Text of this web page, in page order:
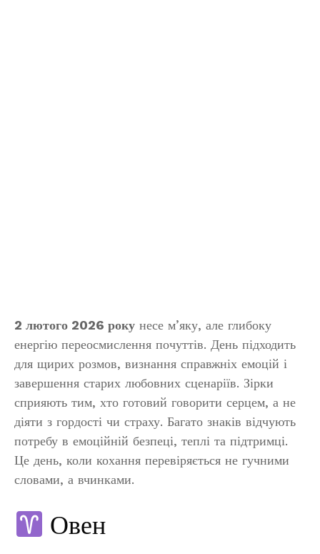
2 лютого 2026 року несе м’яку, але глибоку
енергію переосмислення почуттів. День підходить
для щирих розмов, визнання справжніх емоцій і
завершення старих любовних сценаріїв. Зірки
сприяють тим, хто готовий говорити серцем, а не
діяти з гордості чи страху. Багато знаків відчують
потребу в емоційній безпеці, теплі та підтримці.
Це день, коли кохання перевіряється не гучними
словами, а вчинками.
Овен